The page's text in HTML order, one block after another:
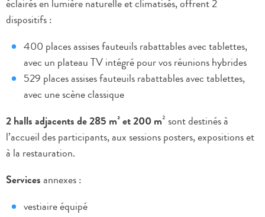
éclairés en lumière naturelle et climatisés, offrent 2
dispositifs :
400 places assises fauteuils rabattables avec tablettes,
avec un plateau TV intégré pour vos réunions hybrides
529 places assises fauteuils rabattables avec tablettes,
avec une scène classique
2 halls adjacents de 285 m² et 200 m² sont destinés à
l’accueil des participants, aux sessions posters, expositions et
à la restauration.
Servicesannexes :
vestiaire équipé